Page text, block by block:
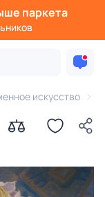
паркета
искусство